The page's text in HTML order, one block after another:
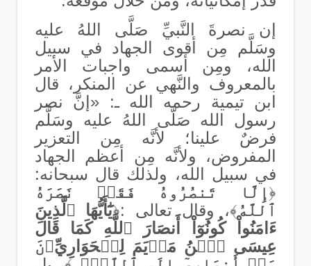
إن نصرةَ النَّبيِّ صَلَّى اللهُ عليه
وسَلَّم مِن أقوى الجهاد في سبيل
الله، ومِن أسمى واجبات الأمر
بالمعروف والنَّهي عن المنكر، قال
ابن تيمية رحمه الله ـ: «إنَّ نصر
رسول الله صَلَّى اللهُ عليه وسَلَّم
فرضٌ علينا؛ لأنَّه مِن التعزير
المفروض، ولأنَّه مِن أعظم الجهاد
في سبيل الله، ولذلك قال سبحانه:
﴿ إِلَّا تَنصُرُوهُ فَقَدۡ نَصَرَهُ
ٱللَّهُ ﴾، وقال تعالى :﴿يَٰٓأَيُّهَا ٱلَّذِينَ
ءَامَنُواْ كُونُوٓاْ أَنصَارَ ٱللَّهِ كَمَا قَالَ
عِيسَى ٱبۡنُ مَرۡيَمَ لِلۡحَوَارِيِّۧنَ